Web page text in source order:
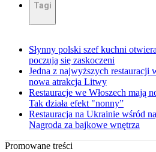
Tagi
Słynny polski szef kuchni
poczują się zaskoczeni
Jedna z najwyższych restauracji
nowa atrakcja Litwy
Restauracje we Włoszech mają
Tak działa efekt "nonny”
Restauracja na Ukrainie wśród
Nagroda za bajkowe wnętrza
Promowane treści